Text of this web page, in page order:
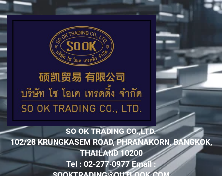
SO OK TRADING CO.,LTD.
102/28 KRUNGKASEM ROAD, PHRANAKORN, BANGKOK,
THAILAND 10200
Tel : 02-277-0977 Email :